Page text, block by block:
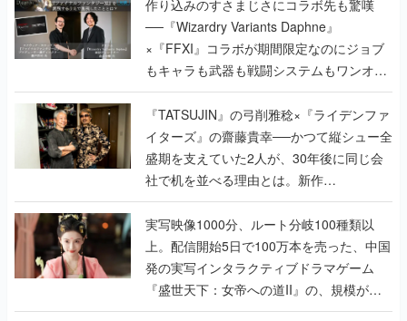
作り込みのすさまじさにコラボ先も驚嘆
──『Wizardry Variants Daphne』
×『FFXI』コラボが期間限定なのにジョブ
もキャラも武器も戦闘システムもワンオフ
で作り込まれた理由を両ディレクターに聞
く
『TATSUJIN』の弓削雅稔×『ライデンファ
イターズ』の齋藤貴幸──かつて縦シュー全
盛期を支えていた2人が、30年後に同じ会
社で机を並べる理由とは。新作
『TATSUJIN EXTREME』で初タッグを組
んだレジェンド2人に訊く開発秘話
実写映像1000分、ルート分岐100種類以
上。配信開始5日で100万本を売った、中国
発の実写インタラクティブドラマゲーム
『盛世天下：女帝への道II』の、規模が違
うこだわりをプロデューサーに聞いた